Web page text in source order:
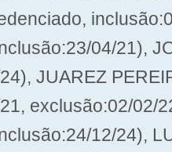
04/21),
JUAREZ
exclusão:02/02/
12/24),